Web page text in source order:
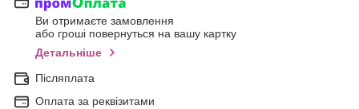
Ви отримаєте замовлення
або гроші повернуться на вашу картку
Детальніше
Післяплата
Оплата за реквізитами